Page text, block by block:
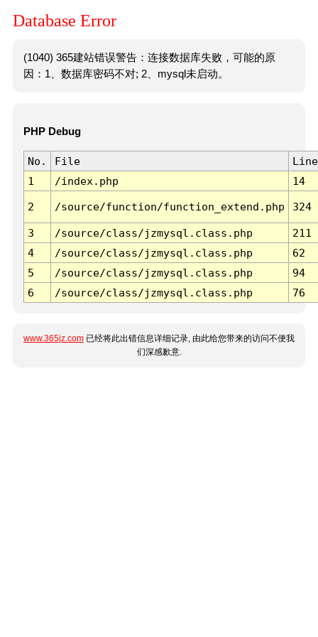
Database Error
(1040) 365建站错误警告：连接数据库失败，可能的原
因：1、数据库密码不对; 2、mysql未启动。
PHP Debug
No. File
Line
1
/index.php 14
2 /source/function/function_extend.php 324
3 /source/class/jzmysql.class.php
211
4
/source/class/jzmysql.class.php
62
5
/source/class/jzmysql.class.php
94
6
/source/class/jzmysql.class.php 76
www.365jz.com 已经将此出错信息详细记录, 由此给您带来的访问不便我
们深感歉意.